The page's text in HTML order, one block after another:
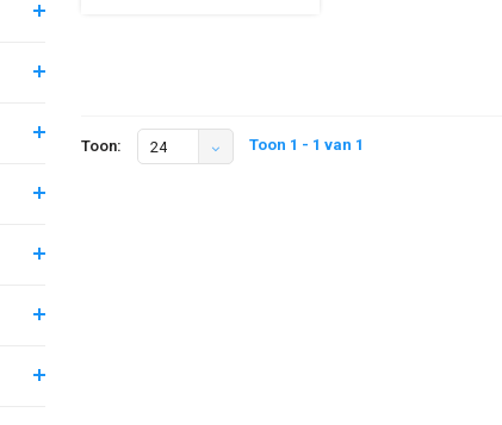
Toon: 24 Toon 1 - 1 van 1